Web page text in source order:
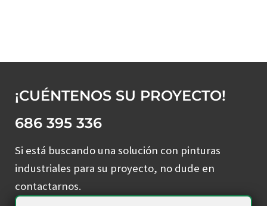
¡CUÉNTENOS SU PROYECTO!
686 395 336
Si está buscando una solución con pinturas
industriales para su proyecto, no dude en
contactarnos.